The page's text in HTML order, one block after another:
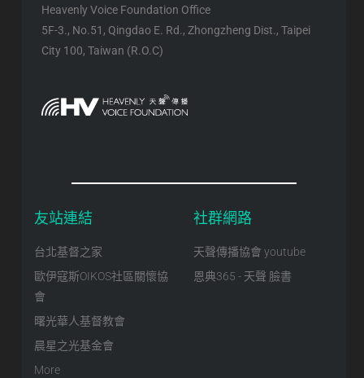
Heavenly Voice Foundation Office
5F-3., No.51, Qingdao E. Rd., Zhongzheng Dist., Taipei
City 100, Taiwan (R.O.C)
友站連結
台北基督之家
歐伊寇斯OIKOS社區關懷協
會
曙光華人基督教會
晨星之光基金會
More
社群網路
天聲傳播協會 youtube
恩典365 - 天聲 臉書